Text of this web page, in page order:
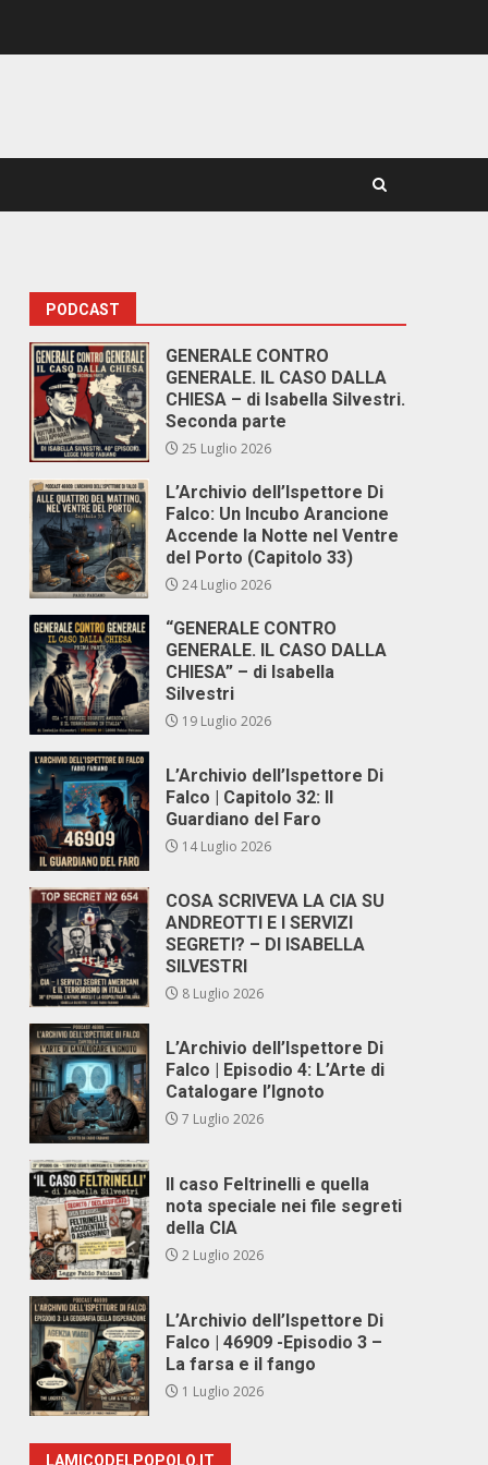
PODCAST
GENERALE CONTRO
GENERALE. IL CASO DALLA
CHIESA – di Isabella Silvestri.
Seconda parte
25 Luglio 2026
L’Archivio dell’Ispettore Di
Falco: Un Incubo Arancione
Accende la Notte nel Ventre
del Porto (Capitolo 33)
24 Luglio 2026
“GENERALE CONTRO
GENERALE. IL CASO DALLA
CHIESA” – di Isabella
Silvestri
19 Luglio 2026
L’Archivio dell’Ispettore Di
Falco | Capitolo 32: Il
Guardiano del Faro
14 Luglio 2026
COSA SCRIVEVA LA CIA SU
ANDREOTTI E I SERVIZI
SEGRETI? – DI ISABELLA
SILVESTRI
8 Luglio 2026
L’Archivio dell’Ispettore Di
Falco | Episodio 4: L’Arte di
Catalogare l’Ignoto
7 Luglio 2026
Il caso Feltrinelli e quella
nota speciale nei file segreti
della CIA
2 Luglio 2026
L’Archivio dell’Ispettore Di
Falco | 46909 -Episodio 3 –
La farsa e il fango
1 Luglio 2026
LAMICODELPOPOLO.IT